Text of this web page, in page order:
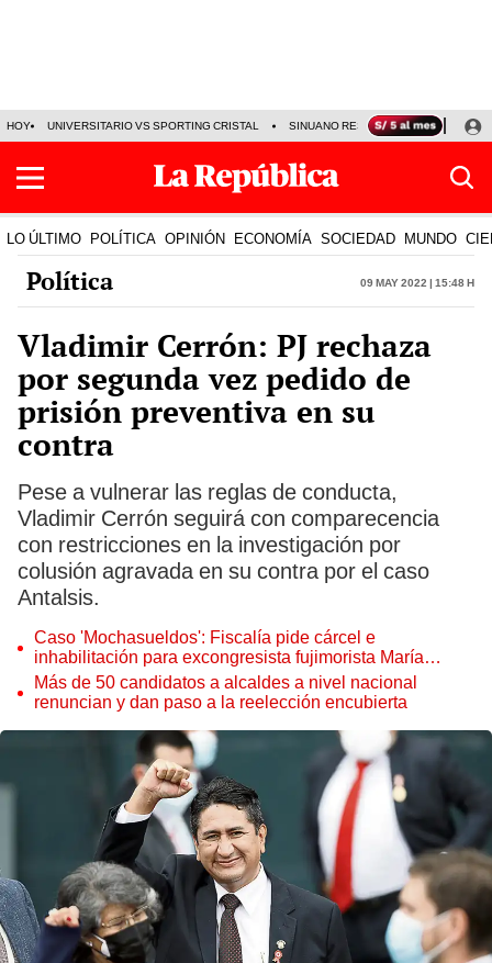
HOY UNIVERSITARIO VS SPORTING CRISTAL SINUANO RESULTADOS HOY
LO ÚLTIMO POLÍTICA OPINIÓN ECONOMÍA SOCIEDAD MUNDO
Política 09 May 2022 | 15:48 h
Vladimir Cerrón: PJ rechaza
por segunda vez pedido de
prisión preventiva en su
contra
Pese a vulnerar las reglas de conducta,
Vladimir Cerrón seguirá con comparecencia
con restricciones en la investigación por
colusión agravada en su contra por el caso
Antalsis.
Caso 'Mochasueldos': Fiscalía pide cárcel e
inhabilitación para excongresista fujimorista María
Cordero Jon Tay
Más de 50 candidatos a alcaldes a nivel nacional
renuncian y dan paso a la reelección encubierta